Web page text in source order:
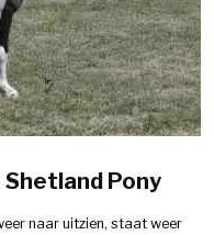
Pony
naar uitzien, staat weer